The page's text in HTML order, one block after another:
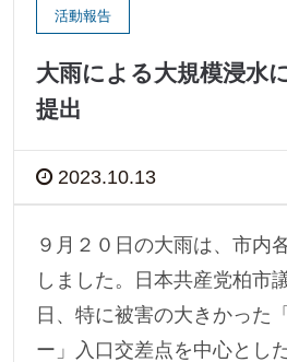
活動報告
大雨による大規模浸水
提出
2023.10.13
９月２０日の大雨は、市内
しました。日本共産党柏市
日、特に被害の大きかった
ー」入口交差点を中心とし